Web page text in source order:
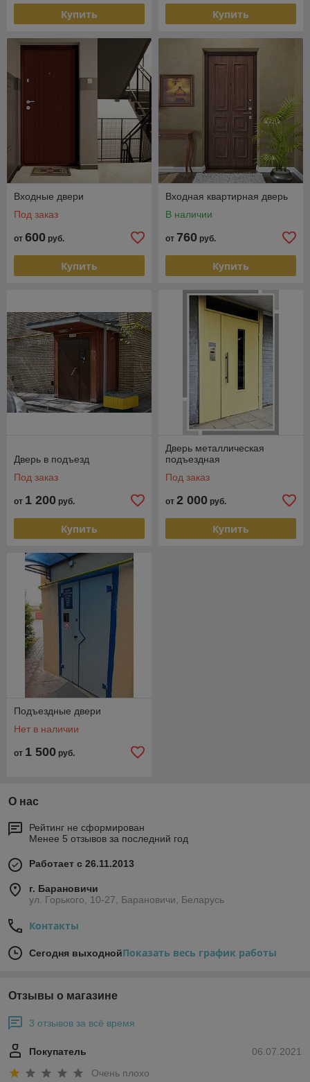
обеспечивает высокую степень
мастера приедут по адресу и
быстро проведут монтажные
работы.
Качественные материалы
устойчивы к атмосферным
осадкам, влажности и
температурным перепадам.
Чтобы очистить дверное
полотно, достаточно,
использовать влажную тряпку.
Мы предлагаем самые
доступные цены за изготовление
Доступные металлические двери
Наша продукция доступна для жителей любого
региона Беларуси и доставка организуется в самые
сжатые сроки. Дополнительная информация доступна
по контактному телефону. Сотрудник компании
поможет оформить заказ и проследит за
своевременной доставкой.
Купить Купить
Входные двери
Под заказ
от 600 руб.
Купить
Входная квартирная дверь
В наличии
от 760 руб.
Купить
Дверь в подъезд
Под заказ
от 1 200 руб.
Купить
Дверь металлическая
подъездная
Под заказ
от 2 000 руб.
Купить
Подъездные двери
Нет в наличии
от 1 500 руб.
О нас
Рейтинг не сформирован
Менее 5 отзывов за последний год
Работает с 26.11.2013
г. Барановичи
ул. Горького, 10-27, Барановичи, Беларусь
Контакты
Сегодня выходнойПоказать весь график работы
Отзывы о магазине
3 отзывов за всё время
06.07.2021
Покупатель
Очень плохо